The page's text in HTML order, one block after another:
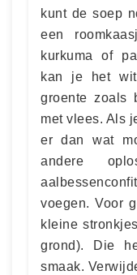
kunt de soep
een
kurkuma of
kan je het
groente zoals
met vlees. Als
er dan wat
andere
voegen. Voor
kleine
grond). Die
smaak.